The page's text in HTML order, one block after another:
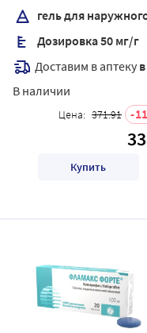
гель для наружного
Дозировка 50 мг/г
Доставим в аптеку в течение 7 дней
В наличии
Цена: 371.91 11
Купить